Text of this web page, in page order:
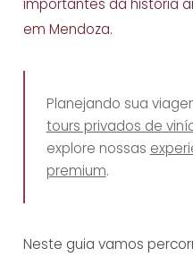
em Mendoza.
Planejando sua
tours privados de
explore nossas
premium.
Neste guia vamos